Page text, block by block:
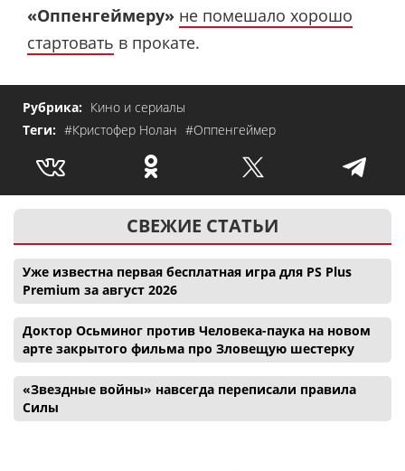
«Оппенгеймеру» не помешало хорошо
стартовать в прокате.
Рубрика: Кино и сериалы
Теги: #Кристофер Нолан #Оппенгеймер
СВЕЖИЕ СТАТЬИ
Уже известна первая бесплатная игра для PS Plus
Premium за август 2026
Доктор Осьминог против Человека-паука на новом
арте закрытого фильма про Зловещую шестерку
«Звездные войны» навсегда переписали правила
Силы